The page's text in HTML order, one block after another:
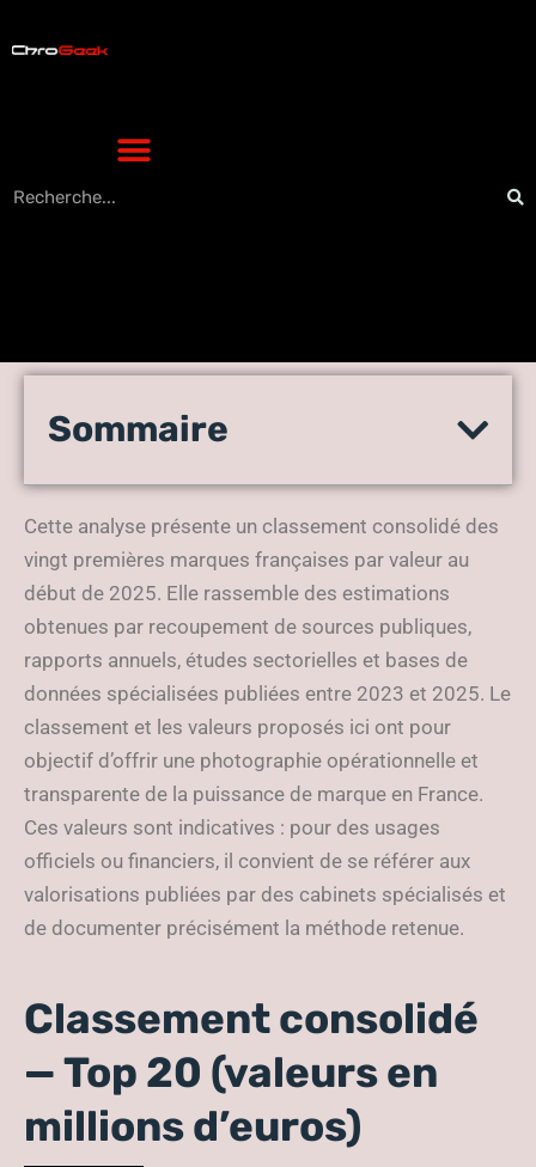
Grandes marques
valeur et secteur 2025
Sommaire
Cette analyse présente un classement consolidé des
vingt premières marques françaises par valeur au
début de 2025. Elle rassemble des estimations
obtenues par recoupement de sources publiques,
rapports annuels, études sectorielles et bases de
données spécialisées publiées entre 2023 et 2025. Le
classement et les valeurs proposés ici ont pour
objectif d’offrir une photographie opérationnelle et
transparente de la puissance de marque en France.
Ces valeurs sont indicatives : pour des usages
officiels ou financiers, il convient de se référer aux
valorisations publiées par des cabinets spécialisés et
de documenter précisément la méthode retenue.
Classement consolidé
— Top 20 (valeurs en
millions d’euros)